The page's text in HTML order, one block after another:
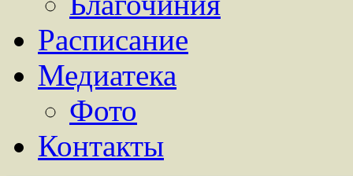
Расписание
Медиатека
Фото
Контакты